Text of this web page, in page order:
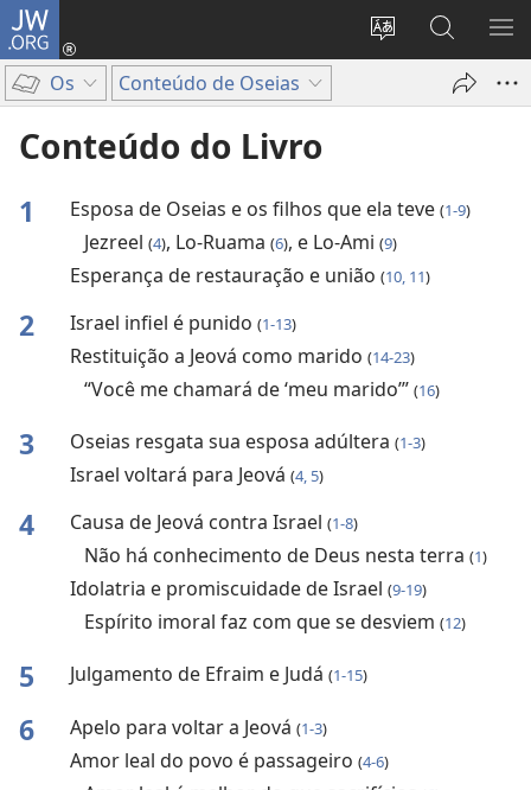
JW.ORG
Mudar
idioma
Log
Buscar
no
JW.ORG
Os Conteúdo de Oseias
Conteúdo do Livro
1 Esposa de Oseias e os filhos que ela teve (1-9)
Jezreel (4), Lo-Ruama (6), e Lo-Ami (9)
Esperança de restauração e união (10, 11)
2 Israel infiel é punido (1-13)
Restituição a Jeová como marido (14-23)
“Você me chamará de ‘meu marido’” (16)
3 Oseias resgata sua esposa adúltera (1-3)
Israel voltará para Jeová (4, 5)
4 Causa de Jeová contra Israel (1-8)
Não há conhecimento de Deus nesta terra (1)
Idolatria e promiscuidade de Israel (9-19)
Espírito imoral faz com que se desviem (12)
5 Julgamento de Efraim e Judá (1-15)
6 Apelo para voltar a Jeová (1-3)
Amor leal do povo é passageiro (4-6)